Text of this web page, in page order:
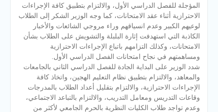
المؤجلة للفصل الدراسي الأول، والالتزام بتطبيق كافة الإجراءات
الاحترازية أثناء عقد الامتحانات، كما وجه الوزير الشكر إلى الطلاب
لوعيهم الكبير وعدم انسياقهم وراء مروجي الشائعات والأخبار
الكاذبة التي استهدفت إثارة البلبلة والتشويش على الطلاب بشأن
الامتحانات، وكذلك التزامهم باتباع الإجراءات الاحترازية
ومساهمتهم في نجاح امتحانات الفصل الدراسي الأول.
شدد الوزير على البداية الجادة للفصل الدراسي الثاني بالجامعات
والمعاهد، والالتزام بتطبيق نظام التعليم الهجين، واتخاذ كافة
الإجراءات الاحترازية، والالتزام بتقليل أعداد الطلاب بالمدرجات
وقاعات التدريس ومعامل التدريب، والالتزام بالتباعد الاجتماعي،
وعدم تواجد طلاب الكليات النظرية بالحرم الجامعي لأكثر من